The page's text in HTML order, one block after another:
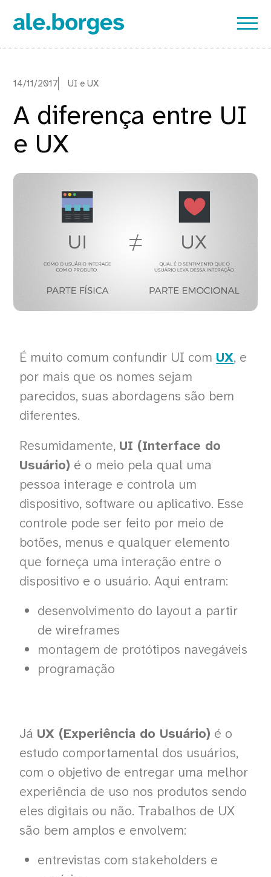
14/11/2017 UI e UX
A diferença entre UI
e UX
É muito comum confundir UI com UX, e
por mais que os nomes sejam
parecidos, suas abordagens são bem
diferentes.
Resumidamente, UI (Interface do
Usuário) é o meio pela qual uma
pessoa interage e controla um
dispositivo, software ou aplicativo. Esse
controle pode ser feito por meio de
botões, menus e qualquer elemento
que forneça uma interação entre o
dispositivo e o usuário. Aqui entram:
desenvolvimento do layout a partir
de wireframes
montagem de protótipos navegáveis
programação
Já UX (Experiência do Usuário) é o
estudo comportamental dos usuários,
com o objetivo de entregar uma melhor
experiência de uso nos produtos sendo
eles digitais ou não. Trabalhos de UX
são bem amplos e envolvem:
entrevistas com stakeholders e